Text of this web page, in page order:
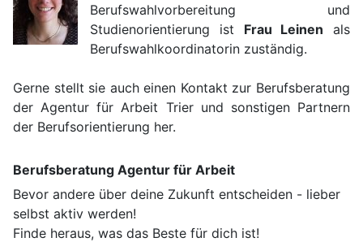
Berufswahlvorbereitung und
Studienorientierung ist Frau Leinen als
Berufswahlkoordinatorin zuständig.
Gerne stellt sie auch einen Kontakt zur Berufsberatung
der Agentur für Arbeit Trier und sonstigen Partnern
der Berufsorientierung her.
Berufsberatung Agentur für Arbeit
Bevor andere über deine Zukunft entscheiden - lieber
selbst aktiv werden!
Finde heraus, was das Beste für dich ist!